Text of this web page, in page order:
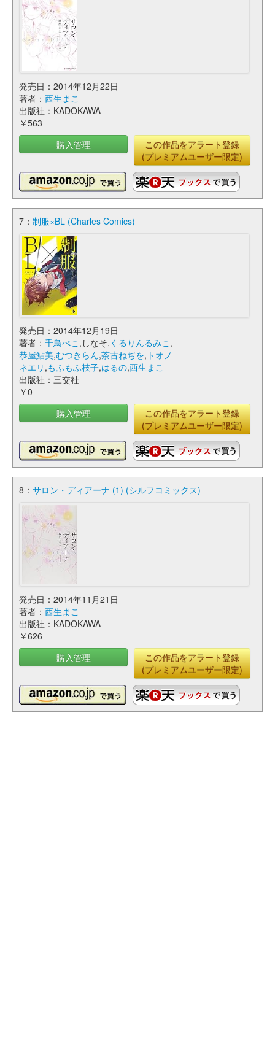
発売日：2014年12月22日
著者： 西生まこ
出版社：KADOKAWA
￥563
購入管理
この作品をアラート登録
(プレミアムユーザー限定)
7： 制服×BL (Charles Comics)
発売日：2014年12月19日
著者： 千鳥ぺこ ,しなそ, くるりんるみこ ,
恭屋鮎美,むつきらん,茶古ねぢを, トオノ
ネエリ ,もふもふ枝子,はるの,西生まこ
出版社：三交社
￥0
購入管理
この作品をアラート登録
(プレミアムユーザー限定)
8： サロン・ディアーナ (1) (シルフコミックス)
発売日：2014年11月21日
著者： 西生まこ
出版社：KADOKAWA
￥626
購入管理
この作品をアラート登録
(プレミアムユーザー限定)